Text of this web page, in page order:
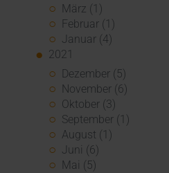
März (1)
Februar (1)
Januar (4)
2021
Dezember (5)
November (6)
Oktober (3)
September (1)
August (1)
Juni (6)
Mai (5)